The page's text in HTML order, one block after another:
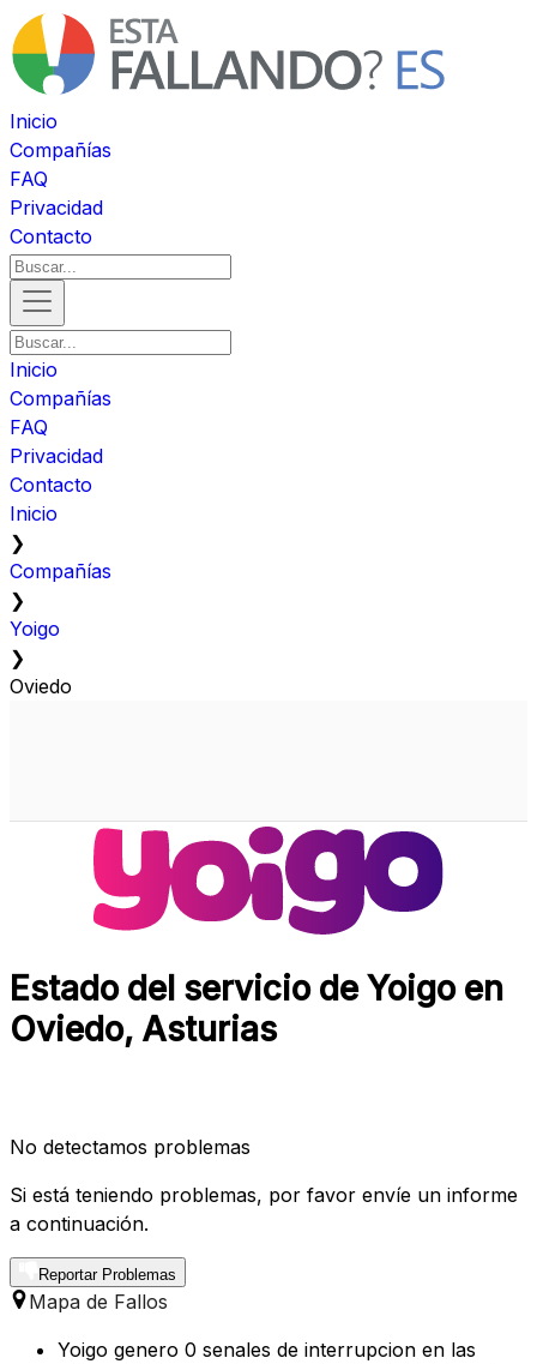
Inicio
Compañías
FAQ
Privacidad
Contacto
Inicio
Compañías
FAQ
Privacidad
Contacto
Inicio
❯
Compañías
❯
Yoigo
❯
Oviedo
Estado del servicio de Yoigo en
Oviedo, Asturias
No detectamos problemas
Si está teniendo problemas, por favor envíe un informe
a continuación.
Reportar Problemas
Mapa de Fallos
Yoigo genero 0 senales de interrupcion en las